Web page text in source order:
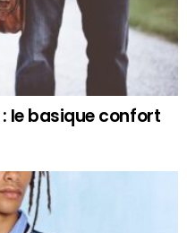
le basique confort